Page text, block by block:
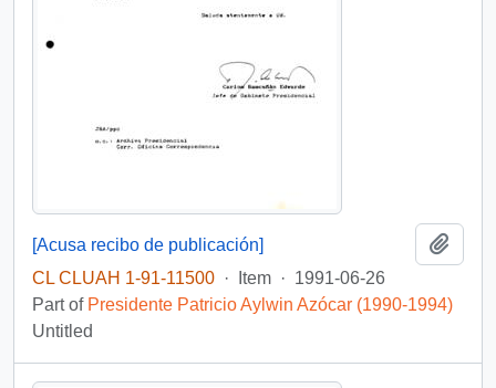
[Acusa recibo de publicación]
CL CLUAH 1-91-11500 · Item · 1991-06-26
Part of Presidente Patricio Aylwin Azócar (1990-1994)
Untitled